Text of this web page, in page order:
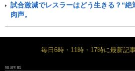
試合激減でレスラーはどう生きる？“
肉声。
毎日6時・11時・17時に最新記
FOLLOW US